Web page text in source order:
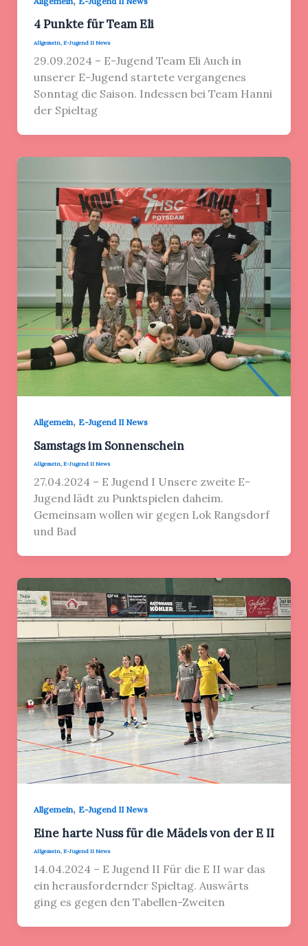
4 Punkte für Team Eli
Allgemein, E-Jugend II News
29.09.2024 – E-Jugend Team Eli Auch in
unserer E-Jugend startete vergangenes
Sonntag die Saison. Indessen bei Team Hanni
der Spieltag
Allgemein, E-Jugend II News
Samstags im Sonnenschein
Allgemein, E-Jugend II News
27.04.2024 – E Jugend I Unsere zweite E-
Jugend lädt zu Punktspielen daheim.
Gemeinsam wollen wir gegen Lok Rangsdorf
und Bad
Allgemein, E-Jugend II News
Eine harte Nuss für die Mädels von der E II
Allgemein, E-Jugend II News
14.04.2024 – E Jugend II Für die E II war das
ein herausfordernder Spieltag. Auswärts
ging es gegen den Tabellen-Zweiten